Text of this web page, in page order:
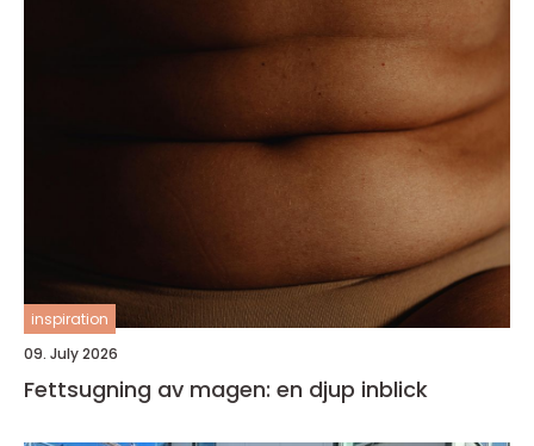
inspiration
09. July 2026
Fettsugning av magen: en djup inblick